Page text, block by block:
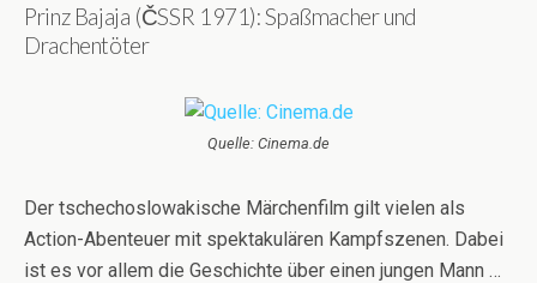
Prinz Bajaja (ČSSR 1971): Spaßmacher und
Drachentöter
Quelle: Cinema.de
Der tschechoslowakische Märchenfilm gilt vielen als
Action-Abenteuer mit spektakulären Kampfszenen. Dabei
ist es vor allem die Geschichte über einen jungen Mann …